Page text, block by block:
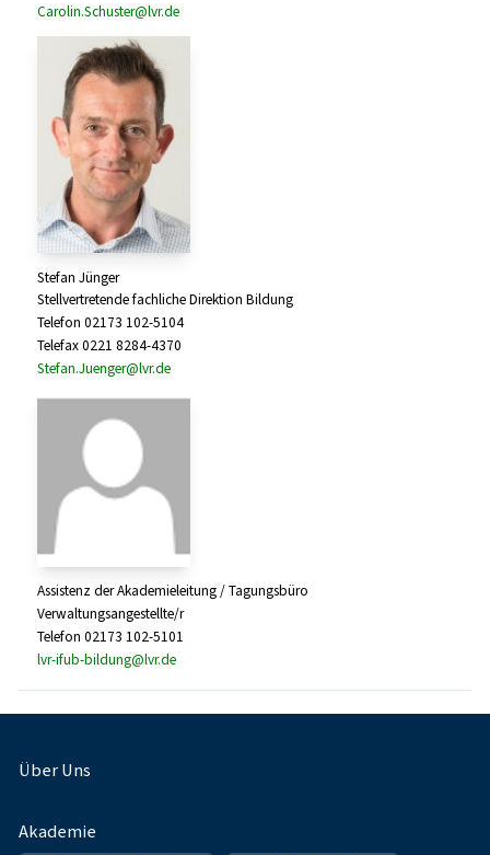
Carolin.Schuster@lvr.de
Stefan Jünger
Stellvertretende fachliche Direktion Bildung
Telefon 02173 102-5104
Telefax 0221 8284-4370
Stefan.Juenger@lvr.de
Assistenz der Akademieleitung / Tagungsbüro
Verwaltungsangestellte/r
Telefon 02173 102-5101
lvr-ifub-bildung@lvr.de
Fußnavigation
Über Uns
Akademie